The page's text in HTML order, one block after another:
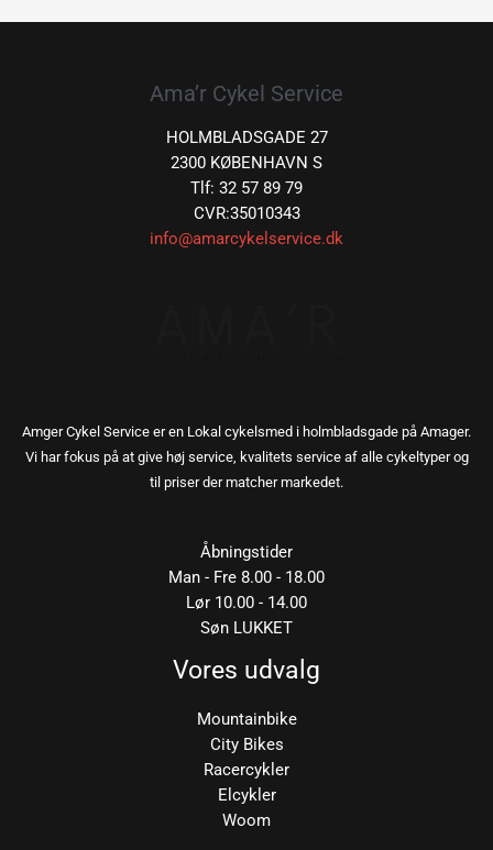
Ama’r Cykel Service
HOLMBLADSGADE 27
2300 KØBENHAVN S
Tlf: 32 57 89 79
CVR:35010343
info@amarcykelservice.dk
Amger Cykel Service er en Lokal cykelsmed i holmbladsgade på Amager.
Vi har fokus på at give høj service, kvalitets service af alle cykeltyper og
til priser der matcher markedet.
Åbningstider
Man - Fre 8.00 - 18.00
Lør 10.00 - 14.00
Søn LUKKET
Vores udvalg
Mountainbike
City Bikes
Racercykler
Elcykler
Woom